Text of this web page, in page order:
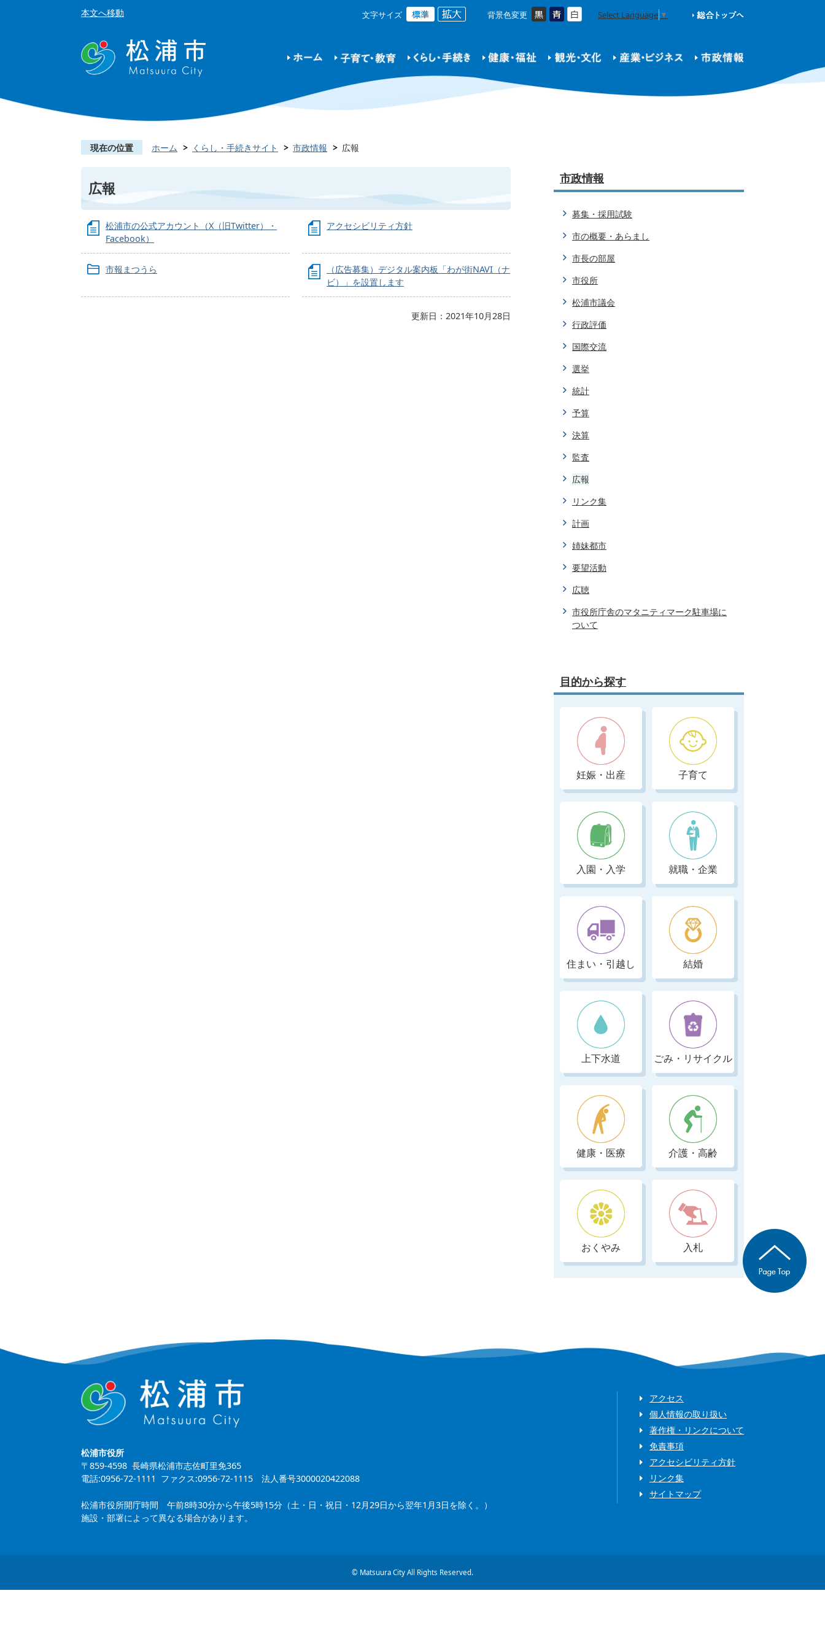
本文へ移動 文字サイズ 背景色変更 Select Language ▼
現在の位置 ホーム くらし・手続きサイト 市政情報 広報
広報
松浦市の公式アカウント（X（旧Twitter）・
Facebook）
アクセシビリティ方針
市報まつうら
（広告募集）デジタル案内板「わが街NAVI（ナ
ビ）」を設置します
更新日：2021年10月28日
市政情報
募集・採用試験
市の概要・あらまし
市長の部屋
市役所
松浦市議会
行政評価
国際交流
選挙
統計
予算
決算
監査
広報
リンク集
計画
姉妹都市
要望活動
広聴
市役所庁舎のマタニティマーク駐車場に
ついて
目的から探す
妊娠・出産 子育て
入園・入学 就職・企業
住まい・引越し 結婚
上下水道 ごみ・リサイクル
健康・医療 介護・高齢
おくやみ 入札
松浦市役所
〒859-4598 長崎県松浦市志佐町里免365
電話:0956-72-1111 ファクス:0956-72-1115 法人番号3000020422088
松浦市役所開庁時間 午前8時30分から午後5時15分（土・日・祝日・12月29日から翌年1月3日を除く。）
施設・部署によって異なる場合があります。
アクセス
個人情報の取り扱い
著作権・リンクについて
免責事項
アクセシビリティ方針
リンク集
サイトマップ
© Matsuura City All Rights Reserved.